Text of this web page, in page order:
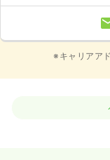
※キャリアア